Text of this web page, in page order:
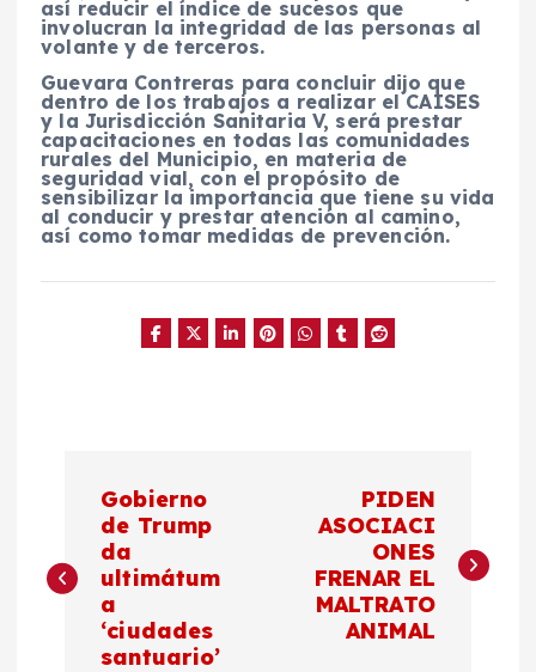
así reducir el índice de sucesos que
involucran la integridad de las personas al
volante y de terceros.
Guevara Contreras para concluir dijo que
dentro de los trabajos a realizar el CAISES
y la Jurisdicción Sanitaria V, será prestar
capacitaciones en todas las comunidades
rurales del Municipio, en materia de
seguridad vial, con el propósito de
sensibilizar la importancia que tiene su vida
al conducir y prestar atención al camino,
así como tomar medidas de prevención.
v
Gobierno
de Trump
da
ultimátum
a
‘ciudades
santuario’
PIDEN
ASOCIACI
ONES
FRENAR EL
MALTRATO
ANIMAL